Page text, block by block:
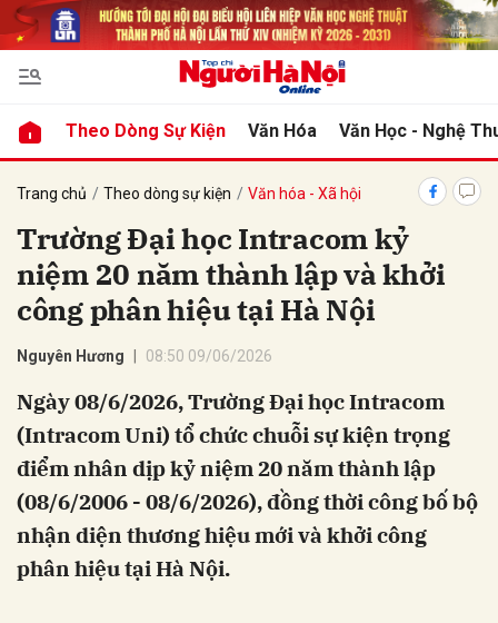
Theo Dòng Sự Kiện Văn Hóa Văn Học - Nghệ
Trang chủ Theo dòng sự kiện Văn hóa - Xã hội
Trường Đại học Intracom kỷ
niệm 20 năm thành lập và khởi
công phân hiệu tại Hà Nội
Nguyên Hương 08:50 09/06/2026
Ngày 08/6/2026, Trường Đại học Intracom
(Intracom Uni) tổ chức chuỗi sự kiện trọng
điểm nhân dịp kỷ niệm 20 năm thành lập
(08/6/2006 - 08/6/2026), đồng thời công bố bộ
nhận diện thương hiệu mới và khởi công
phân hiệu tại Hà Nội.
luận